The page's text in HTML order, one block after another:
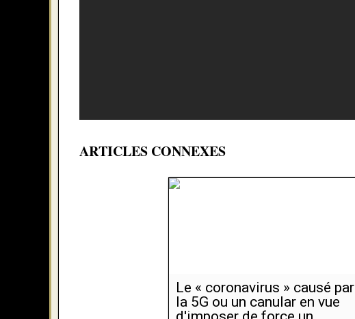
ARTICLES CONNEXES
Le « coronavirus » causé par
la 5G ou un canular en vue